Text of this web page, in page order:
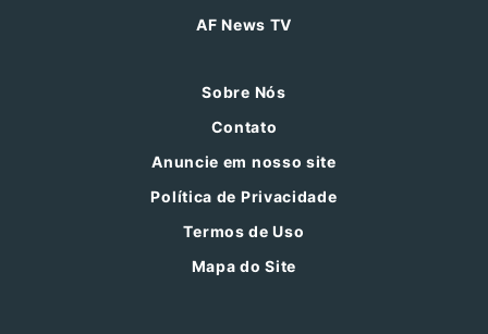
AF News TV
Sobre Nós
Contato
Anuncie em nosso site
Política de Privacidade
Termos de Uso
Mapa do Site